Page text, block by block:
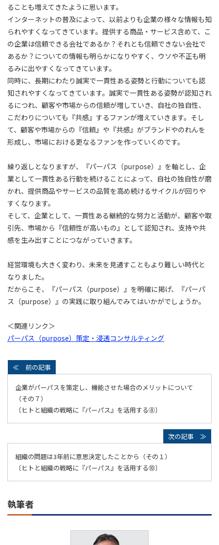
ることも増えてきたように思います。
インターネットの普及によって、以前よりも企業の様々な情報も知
られやすくなってきています。提供する商品・サービス含めて、こ
の企業は信頼できる会社であるか？それとも信頼できない会社で
あるか？についての情報も明らかになりやすく、ウソや不正も明
るみに出やすくなってきています。
同時に、長期にわたり誠実で一貫性ある姿勢と行動についても認
知されやすくなってきています。誠実で一貫性ある姿勢が認知され
るにつれ、顧客や市場からの信頼が増していき、自社の独自性、
こだわりについても『共感』するファンが増えていきます。そし
て、顧客や市場からの『信頼』や『共感』がブランドやのれんを
形成し、市場における更なるファンを作っていくのです。
繰り返しとなりますが、『パーパス（purpose）』を軸とし、企
業として一貫性ある行動を続けることによって、自社の独自性が磨
かれ、提供商品やサービスの品質を高め続けるサイクルが回りや
すくなります。
そして、企業として、一貫性ある継続的な努力と活動が、顧客や取
引先、市場から『信頼性が高いもの』として認知され、支持や共
感を生み出すことにつながっていきます。
経営環境も大きく変わり、未来を見通すこともより難しい時代と
なりました。
だからこそ、『パーパス（purpose）』を明確に掲げ、『パーパ
ス（purpose）』の実践に取り組んでみてはいかがでしょうか。
＜関連リンク＞
パーパス（purpose）策定・浸透コンサルティング
企業がパーパスを策定し、機能させた場合のメリットについて
（その７）
〔ヒトと組織の戦略に『パーパス』を活用する⑧〕
組織の問題は3年前に意思決定したことから（その１）
〔ヒトと組織の戦略に『パーパス』を活用する⑩〕
執筆者